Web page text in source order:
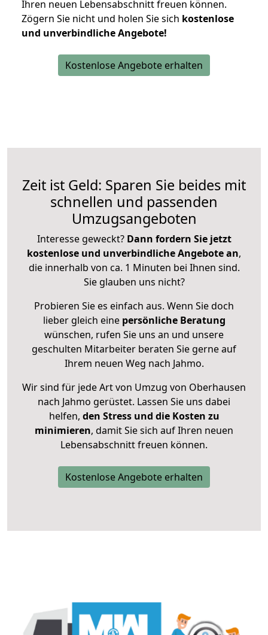
Ihren neuen Lebensabschnitt freuen können.
Zögern Sie nicht und holen Sie sich kostenlose
und unverbindliche Angebote!
Kostenlose Angebote erhalten
Zeit ist Geld: Sparen Sie beides mit
schnellen und passenden
Umzugsangeboten
Interesse geweckt? Dann fordern Sie jetzt
kostenlose und unverbindliche Angebote an,
die innerhalb von ca. 1 Minuten bei Ihnen sind.
Sie glauben uns nicht?
Probieren Sie es einfach aus. Wenn Sie doch
lieber gleich eine persönliche Beratung
wünschen, rufen Sie uns an und unsere
geschulten Mitarbeiter beraten Sie gerne auf
Ihrem neuen Weg nach Jahmo.
Wir sind für jede Art von Umzug von Oberhausen
nach Jahmo gerüstet. Lassen Sie uns dabei
helfen, den Stress und die Kosten zu
minimieren, damit Sie sich auf Ihren neuen
Lebensabschnitt freuen können.
Kostenlose Angebote erhalten